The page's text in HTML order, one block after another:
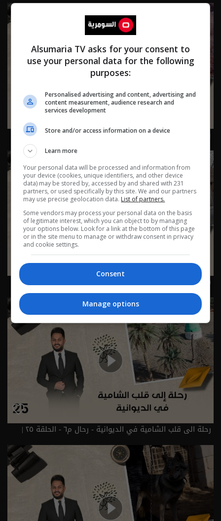
قصر مهمل في كربلاء... ما قصته؟ - رحال م٦ - الحلقة ٢٦ |
الموسم 6
رحلة الى قلب الشامية في الديوانية - رحال م٦ - الحلقة ٢٥ |
الموسم 6
Alsumaria TV asks for your consent to
use your personal data for the following
purposes:
Personalised advertising and content, advertising and
content measurement, audience research and
services development
Store and/or access information on a device
Learn more
Your personal data will be processed and information from
your device (cookies, unique identifiers, and other device
data) may be stored by, accessed by and shared with 231
partners, or used specifically by this site. We and our partners
may use precise geolocation data. List of partners.
Some vendors may process your personal data on the basis
of legitimate interest, which you can object to by managing
your options below. Look for a link at the bottom of this page
or in the site menu to manage or withdraw consent in privacy
and cookie settings.
Consent
Manage options